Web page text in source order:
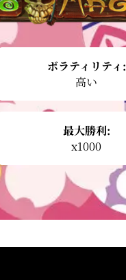
ボラティリティ:
高い
最大勝利:
x1000